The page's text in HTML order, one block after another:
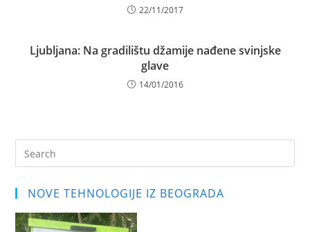
22/11/2017
Ljubljana: Na gradilištu džamije nađene svinjske
glave
14/01/2016
NOVE TEHNOLOGIJE IZ BEOGRADA